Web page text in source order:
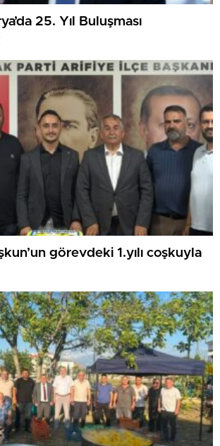
25. Yıl Buluşması
görevdeki 1.yılı coşkuyla